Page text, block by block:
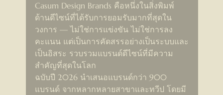
Casum Design Brands คือหนึ่งในสิ่งพิมพ์
ด้านดีไซน์ที่ได้รับการยอมรับมากที่สุดใน
วงการ — ไม่ใช่การแข่งขัน ไม่ใช่การลง
คะแนน แต่เป็นการคัดสรรอย่างเป็นระบบและ
เป็นอิสระ รวบรวมแบรนด์ดีไซน์ที่มีความ
สำคัญที่สุดในโลก
ฉบับปี 2026 นำเสนอแบรนด์กว่า 900
แบรนด์ จากหลากหลายสาขาและทวีป โดยมี